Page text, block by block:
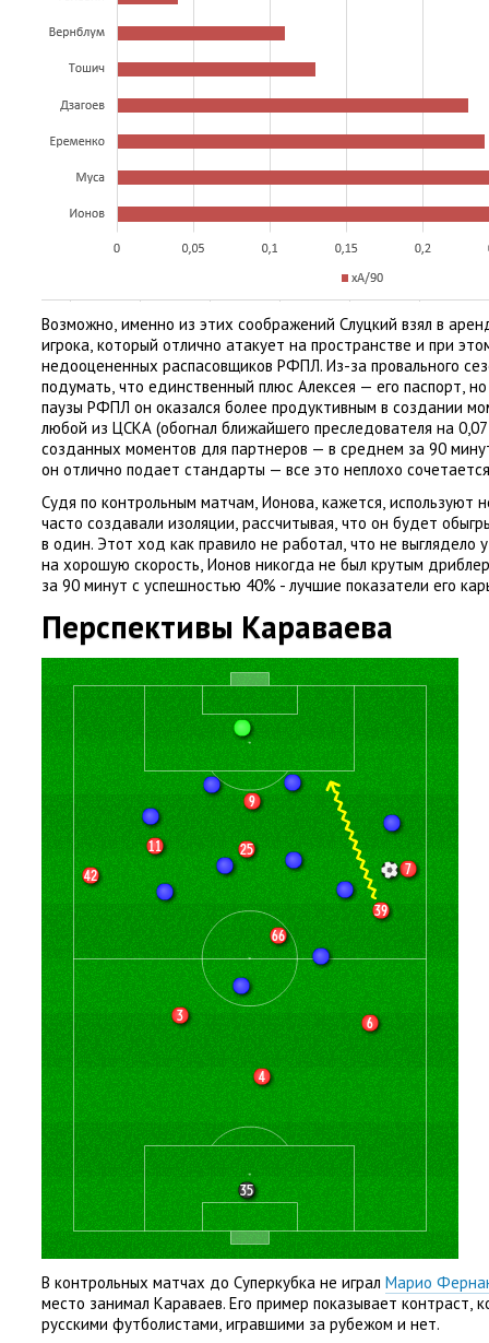
Возможно, именно из этих соображений Слуцкий взял в
игрока, который отлично атакует на пространстве и при
недооцененных распасовщиков РФПЛ. Из-за провального
подумать, что единственный плюс Алексея — его паспорт,
паузы РФПЛ он оказался более продуктивным в создании
любой из ЦСКА (обогнал ближайшего преследователя на
созданных моментов для партнеров — в среднем за 90
он отлично подает стандарты — все это неплохо
Судя по контрольным матчам, Ионова, кажется, используют
часто создавали изоляции, рассчитывая, что он будет
в один. Этот ход как правило не работал, что не выглядело
на хорошую скорость, Ионов никогда не был крутым
за 90 минут с успешностью 40% - лучшие показатели его
Перспективы Караваева
В контрольных матчах до Суперкубка не играл Марио
место занимал Караваев. Его пример показывает контраст,
русскими футболистами, игравшими за рубежом и нет.